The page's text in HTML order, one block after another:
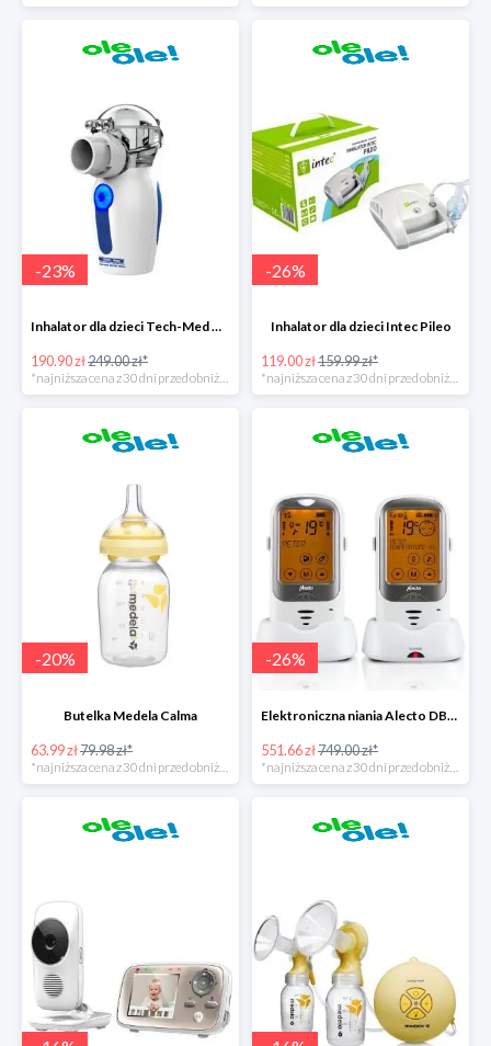
-23%
Inhalator dla dzieci Tech-Med Neb Micro Mesh
190.90 zł249.00 zł*
*najniższa cena z 30 dni przed obniżką
-26%
Inhalator dla dzieci Intec Pileo
119.00 zł159.99 zł*
*najniższa cena z 30 dni przed obniżką
-20%
Butelka Medela Calma
63.99 zł79.98 zł*
-26%
Elektroniczna niania Alecto DBX-68
551.66 zł749.00 zł*